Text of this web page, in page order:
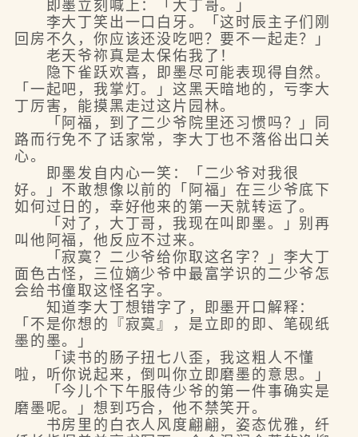
即墨立刻喊上：「大丁哥。」
李大丁笑出一口白牙。「这时辰主子们刚
回房不久，你应该还没吃吧？要不一起走？」
老天爷祢真是太保佑我了！
隐下雀跃欢喜，即墨尽可能表现得自然。
「一起吧，我掌灯。」这黑天暗地的，亏李大
丁厉害，能摸黑走过这片园林。
「阿福，到了二少爷院里还习惯吗？」同
路而行免不了话家常，李大丁也不落俗出口关
心。
即墨发自内心一笑：「二少爷对我很
好。」不敢想像以前的「阿福」在三少爷底下
如何过日的，幸好他来的第一天就转运了。
「对了，大丁哥，我现在叫即墨。」别再
叫他阿福，他反应不过来。
「寂寞？二少爷给你取这名字？」李大丁
面色古怪，三位嫡少爷中最富学识的二少爷怎
会给书僮取这怪名字。
知道李大丁想错字了，即墨开口解释：
「不是你想的『寂寞』，是立即的即、笔砚纸
墨的墨。」
「读书的肠子扭七八歪，我这粗人不懂
啦，听你说起来，倒叫你立即磨墨的意思。」
「今儿个下午服侍少爷的第一件事确实是
磨墨呢。」想到巧合，他不禁笑开。
书房里的白衣人风度翩翩，姿态优雅，纤